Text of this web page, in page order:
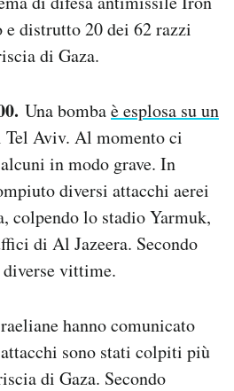
distrutto 20 dei 62 razzi
di Gaza.
Una bombaè esplosa su un
Tel Aviv. Al momento ci
in modo grave. In
diversi attacchi aerei
colpendo lo stadio Yarmuk,
di Al Jazeera. Secondo
vittime.
hanno comunicato
sono stati colpiti più
di Gaza. Secondo